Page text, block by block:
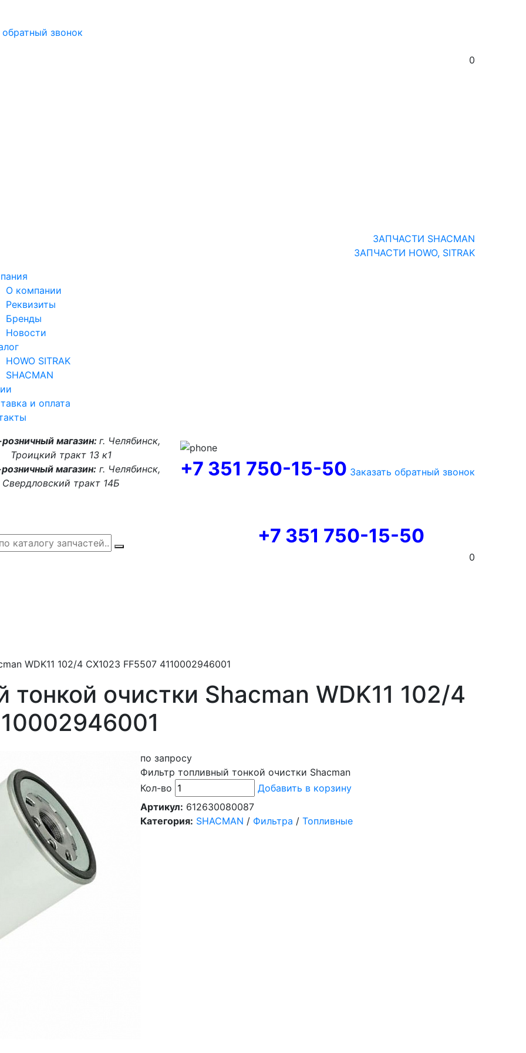
обратный звонок
0
ЗАПЧАСТИ SHACMAN
ЗАПЧАСТИ HOWO, SITRAK
О компании
Реквизиты
Бренды
Новости
HOWO SITRAK
SHACMAN
и оплата
магазин: г. Челябинск,
Троицкий тракт 13 к1
магазин: г. Челябинск,
Свердловский тракт 14Б
+7 351 750-15-50 Заказать обратный звонок
+7 351 750-15-50
0
WDK11 102/4 CX1023 FF5507 4110002946001
очистки Shacman WDK11 102/4
по запросу
Фильтр топливный тонкой очистки Shacman
Кол-во
Добавить в корзину
Артикул: 612630080087
Категория: SHACMAN / Фильтра / Топливные